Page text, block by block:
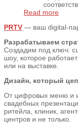
Read more
PRTV — ваш digital-
Разрабатываем
Создадим под ключ:
шоу, которое
или на выставке.
Дизайн, который
От цифровых меню и
свадебных
ритейла, клиник,
центров и не только.